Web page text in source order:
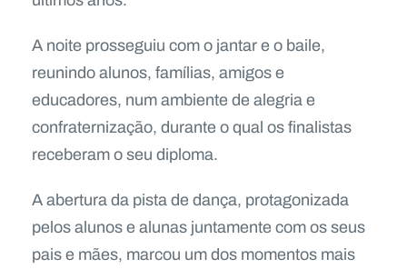
A noite prosseguiu com o jantar e o baile,
reunindo alunos, famílias, amigos e
educadores, num ambiente de alegria e
confraternização, durante o qual os finalistas
receberam o seu diploma.
A abertura da pista de dança, protagonizada
pelos alunos e alunas juntamente com os seus
pais e mães, marcou um dos momentos mais